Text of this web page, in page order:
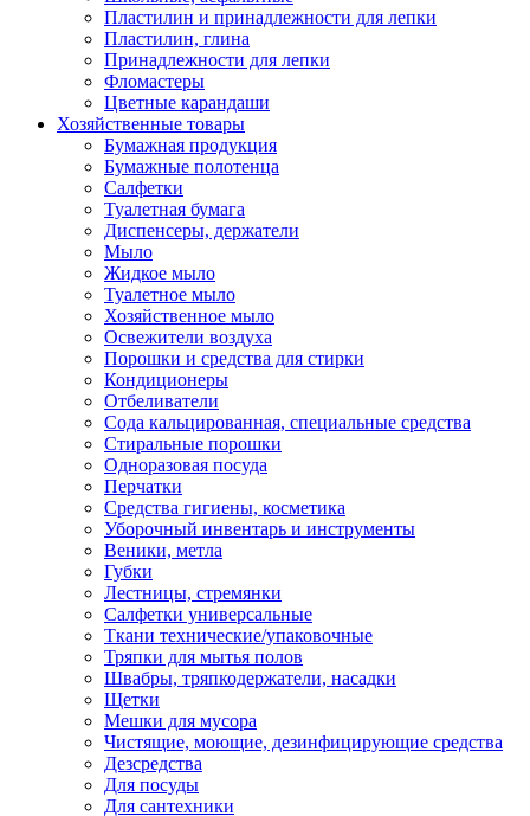
Пластилин и принадлежности для лепки
Пластилин, глина
Принадлежности для лепки
Фломастеры
Цветные карандаши
Хозяйственные товары
Бумажная продукция
Бумажные полотенца
Салфетки
Туалетная бумага
Диспенсеры, держатели
Мыло
Жидкое мыло
Туалетное мыло
Хозяйственное мыло
Освежители воздуха
Порошки и средства для стирки
Кондиционеры
Отбеливатели
Сода кальцированная, специальные средства
Стиральные порошки
Одноразовая посуда
Перчатки
Средства гигиены, косметика
Уборочный инвентарь и инструменты
Веники, метла
Губки
Лестницы, стремянки
Салфетки универсальные
Ткани технические/упаковочные
Тряпки для мытья полов
Швабры, тряпкодержатели, насадки
Щетки
Мешки для мусора
Чистящие, моющие, дезинфицирующие средства
Дезсредства
Для посуды
Для сантехники